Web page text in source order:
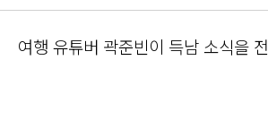
여행 유튜버 곽준빈이 득남 소식을